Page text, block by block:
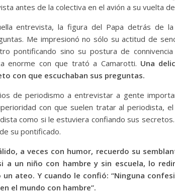
antes de la colectiva en el avión a su vuelta
entrevista, la figura del Papa detrás de
Me impresionó no sólo su actitud de
pontificando sino su postura de
enorme con que trató a Camarotti. Una
con que escuchaban sus preguntas.
de periodismo a entrevistar a gente
con que suelen tratar al periodista,
como si le estuviera confiando sus
su pontificado.
a veces con humor, recuerdo su
a un niño con hambre y sin escuela, lo
ateo. Y cuando le confió: “Ninguna
el mundo con hambre”.